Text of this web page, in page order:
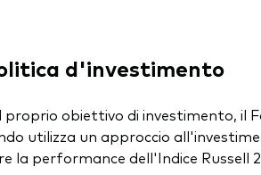
d'investimento
proprio obiettivo di investimento, il
utilizza un approccio
la performance dell'Indice Russell